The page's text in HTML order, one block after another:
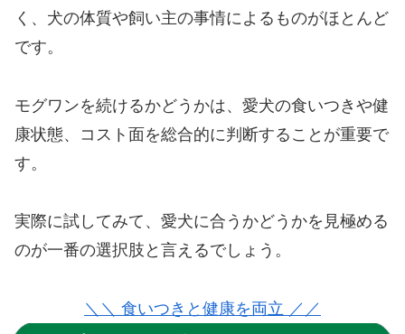
く、犬の体質や飼い主の事情によるものがほとんど
です。
モグワンを続けるかどうかは、愛犬の食いつきや健
康状態、コスト面を総合的に判断することが重要で
す。
実際に試してみて、愛犬に合うかどうかを見極める
のが一番の選択肢と言えるでしょう。
＼＼ 食いつきと健康を両立 ／／